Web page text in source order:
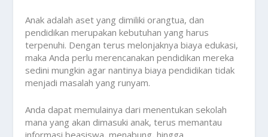
Anak adalah aset yang dimiliki orangtua, dan
pendidikan merupakan kebutuhan yang harus
terpenuhi. Dengan terus melonjaknya biaya edukasi,
maka Anda perlu merencanakan pendidikan mereka
sedini mungkin agar nantinya biaya pendidikan tidak
menjadi masalah yang runyam.
Anda dapat memulainya dari menentukan sekolah
mana yang akan dimasuki anak, terus memantau